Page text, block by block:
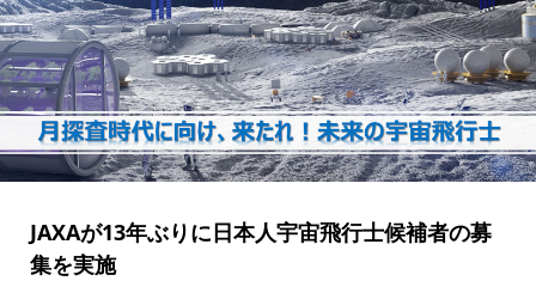
JAXAが13年ぶりに日本人宇宙飛行士候補者の募
集を実施